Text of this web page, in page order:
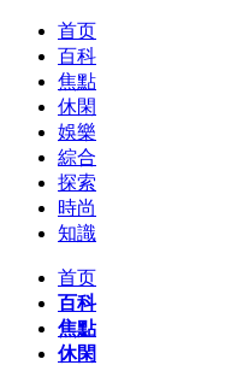
首页
百科
焦點
休閑
娛樂
綜合
探索
時尚
知識
首页
百科
焦點
休閑